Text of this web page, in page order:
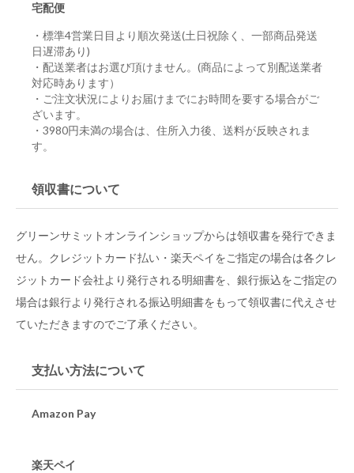
宅配便
・標準4営業日目より順次発送(土日祝除く、一部商品発送
日遅滞あり)
・配送業者はお選び頂けません。(商品によって別配送業者
対応時あります）
・ご注文状況によりお届けまでにお時間を要する場合がご
ざいます。
・3980円未満の場合は、住所入力後、送料が反映されま
す。
領収書について
グリーンサミットオンラインショップからは領収書を発行できま
せん。クレジットカード払い・楽天ペイをご指定の場合は各クレ
ジットカード会社より発行される明細書を、銀行振込をご指定の
場合は銀行より発行される振込明細書をもって領収書に代えさせ
ていただきますのでご了承ください。
支払い方法について
Amazon Pay
楽天ペイ